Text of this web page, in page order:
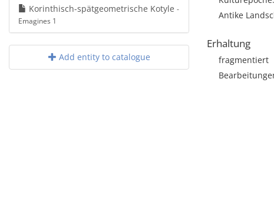
Korinthisch-spätgeometrische Kotyle -
Emagines 1
Add entity to catalogue
Antike
Erhaltung
fragmentiert